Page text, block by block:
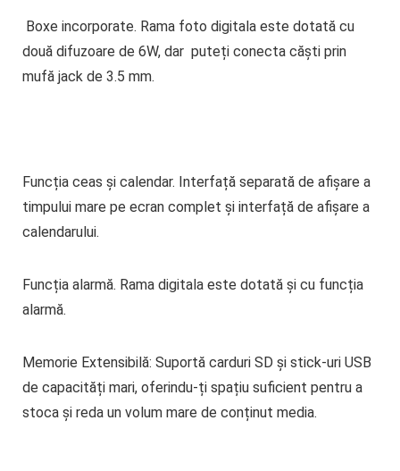
Boxe incorporate. Rama foto digitala este dotată cu
două difuzoare de 6W, dar puteți conecta căști prin
mufă jack de 3.5 mm.
Funcția ceas și calendar. Interfață separată de afișare a
timpului mare pe ecran complet și interfață de afișare a
calendarului.
Funcția alarmă. Rama digitala este dotată și cu funcția
alarmă.
Memorie Extensibilă: Suportă carduri SD și stick-uri USB
de capacități mari, oferindu-ți spațiu suficient pentru a
stoca și reda un volum mare de conținut media.